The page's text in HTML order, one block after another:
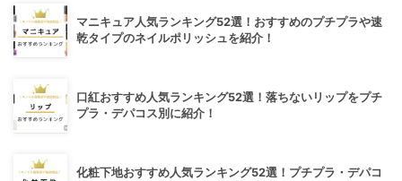
マニキュア人気ランキング52選！おすすめのプチプラや速
乾タイプのネイルポリッシュを紹介！
口紅おすすめ人気ランキング52選！落ちないリップをプチ
プラ・デパコス別に紹介！
化粧下地おすすめ人気ランキング52選！プチプラ・デパコ